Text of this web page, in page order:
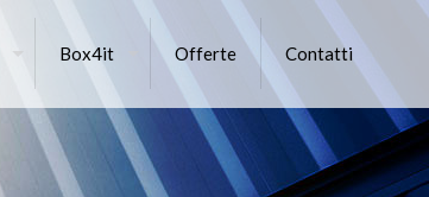
Box4it Offerte Contatti